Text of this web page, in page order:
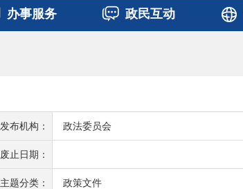
办事服务 政民互动
发布机构： 政法委员会
废止日期：
主题分类： 政策文件